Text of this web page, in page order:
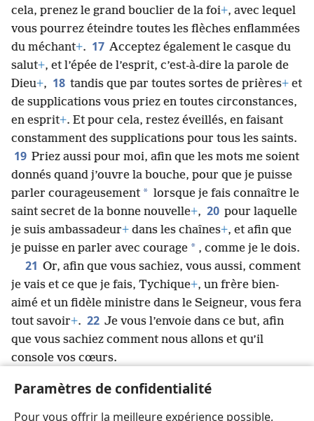
Paramètres de confidentialité
Pour vous offrir la meilleure expérience possible,
cela, prenez le grand bouclier de la foi+, avec lequel
vous pourrez éteindre toutes les flèches enflammées
du méchant+. 17 Acceptez également le casque du
salut+, et l’épée de l’esprit, c’est-à-dire la parole de
Dieu+, 18 tandis que par toutes sortes de prières+ et
de supplications vous priez en toutes circonstances,
en esprit+. Et pour cela, restez éveillés, en faisant
constamment des supplications pour tous les saints.
19 Priez aussi pour moi, afin que les mots me soient
donnés quand j’ouvre la bouche, pour que je puisse
parler courageusement * lorsque je fais connaître le
saint secret de la bonne nouvelle+, 20 pour laquelle
je suis ambassadeur+ dans les chaînes+, et afin que
je puisse en parler avec courage * , comme je le dois.
21 Or, afin que vous sachiez, vous aussi, comment
je vais et ce que je fais, Tychique+, un frère bien-
aimé et un fidèle ministre dans le Seigneur, vous fera
tout savoir+. 22 Je vous l’envoie dans ce but, afin
que vous sachiez comment nous allons et qu’il
console vos cœurs.
Seigneur Jésus Christ la paix ainsi que l’amour
accompagné de la foi. 24 Que la faveur imméritée